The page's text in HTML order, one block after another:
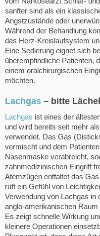
sanfter sind als ein
Angstzustände oder
Während der Behandlung
das Herz-Kreislaufsystem
Eine Sedierung eignet sich
überempfindliche Patienten,
einem oralchirurgischen
möchten.
Lachgas – bitte
Lachgas ist eines der
und wird bereits seit mehr
verwendet. Das Gas
vermischt und dem
Nasenmaske verabreicht,
zahnmedizinischen Eingriff
Atemzügen entfaltet das
ruft ein Gefühl von
Verwendung von Lachgas in
anglo-amerikanischen
Es zeigt schnelle Wirkung
kleinere Operationen